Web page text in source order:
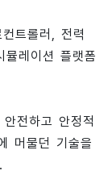
트롤러, 전력
뮬레이션 플랫폼
전하고 안정적
머물던 기술을